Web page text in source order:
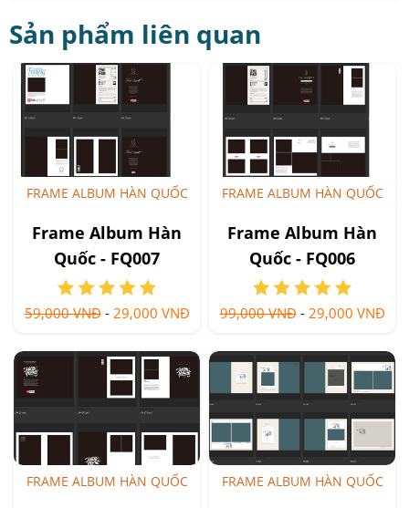
Sản phẩm liên quan
FRAME ALBUM HÀN QUỐC
Frame Album Hàn
Quốc - FQ007
59,000 VNĐ- 29,000 VNĐ
FRAME ALBUM HÀN QUỐC
Frame Album Hàn
Quốc - FQ006
99,000 VNĐ- 29,000 VNĐ
FRAME ALBUM HÀN QUỐC FRAME ALBUM HÀN QUỐC